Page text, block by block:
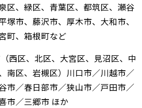
区、緑区、青葉区、都筑区、瀬谷
塚市、藤沢市、厚木市、大和市、
町、箱根町など
西区、北区、大宮区、見沼区、中
南区、岩槻区）川口市／川越市／
市／春日部市／狭山市／戸田市／
市／三郷市 ほか